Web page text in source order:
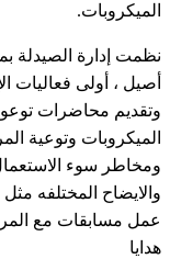
الميكروبات.
نظمت إدارة الصيدلة
أصيل ، أولى فعاليات
وتقديم محاضرات
الميكروبات وتوعية
ومخاطر سوء
والايضاح المختلفه
عمل مسابقات مع
هدايا